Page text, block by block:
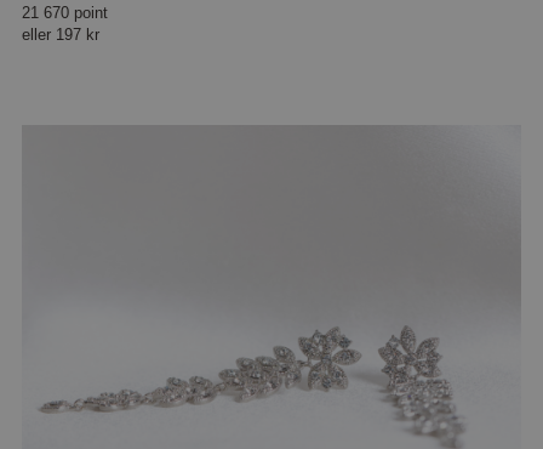
21 670 point
eller 197 kr